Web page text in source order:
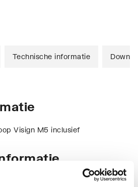
Technische informatie
Visign M5 inclusief